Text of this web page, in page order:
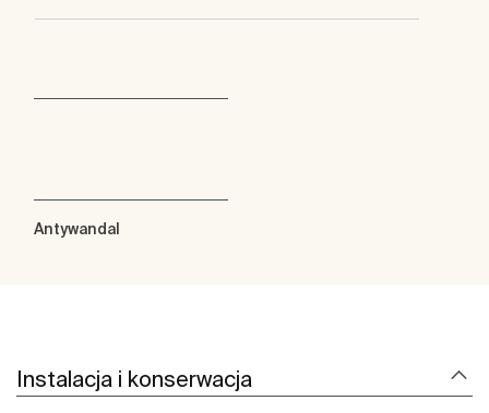
Antywandal
Instalacja i konserwacja